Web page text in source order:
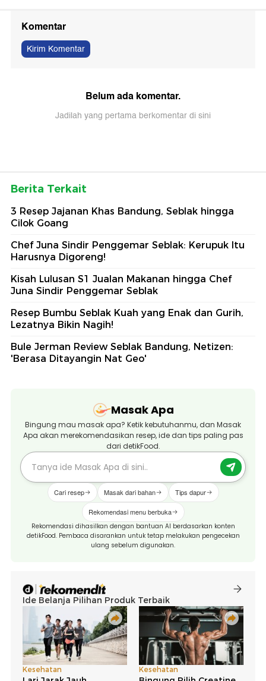
Komentar
Kirim Komentar
Belum ada komentar.
Jadilah yang pertama berkomentar di sini
Berita Terkait
3 Resep Jajanan Khas Bandung, Seblak hingga
Cilok Goang
Chef Juna Sindir Penggemar Seblak: Kerupuk Itu
Harusnya Digoreng!
Kisah Lulusan S1 Jualan Makanan hingga Chef
Juna Sindir Penggemar Seblak
Resep Bumbu Seblak Kuah yang Enak dan Gurih,
Lezatnya Bikin Nagih!
Bule Jerman Review Seblak Bandung, Netizen:
'Berasa Ditayangin Nat Geo'
Masak Apa
Bingung mau masak apa? Ketik kebutuhanmu, dan Masak
Apa akan merekomendasikan resep, ide dan tips paling pas
dari detikFood.
Cari resep Masak dari bahan Tips dapur
Rekomendasi menu berbuka
Rekomendasi dihasilkan dengan bantuan AI berdasarkan konten
detikFood. Pembaca disarankan untuk tetap melakukan pengecekan
ulang sebelum digunakan.